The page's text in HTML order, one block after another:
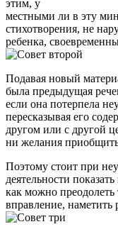
этим, у
местными ли в эту
стихотворения, не
ребенка,
Подавая новый
была предыдущая
если она потерпела
пересказывая его
другом или с другой
ни желания
Поэтому стоит при
деятельности
как можно преодолеть
вправление, наметить